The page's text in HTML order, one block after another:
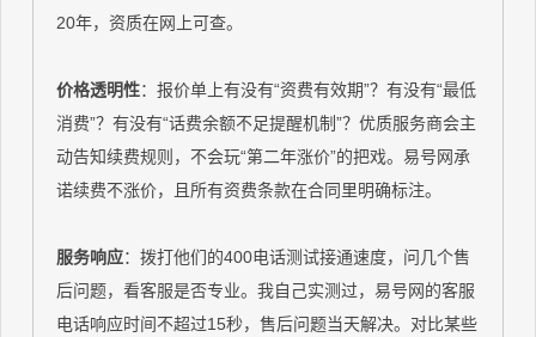
20年，资质在网上可查。
价格透明性：报价单上有没有“资费有效期”？有没有“最低
消费”？有没有“话费余额不足提醒机制”？优质服务商会主
动告知续费规则，不会玩“第二年涨价”的把戏。易号网承
诺续费不涨价，且所有资费条款在合同里明确标注。
服务响应：拨打他们的400电话测试接通速度，问几个售
后问题，看客服是否专业。我自己实测过，易号网的客服
电话响应时间不超过15秒，售后问题当天解决。对比某些